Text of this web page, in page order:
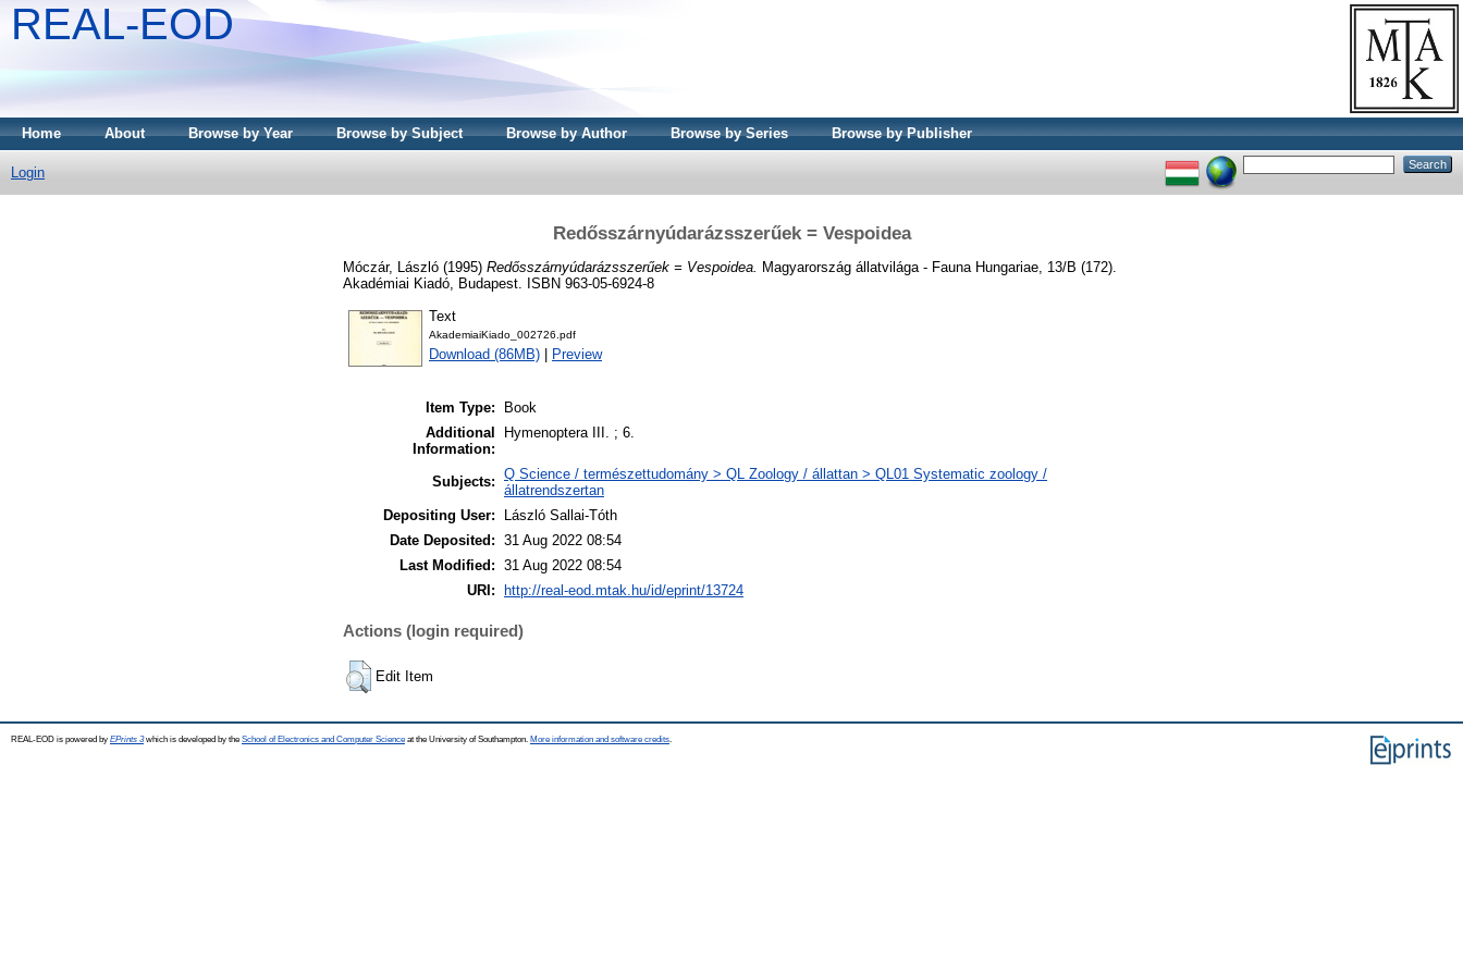
REAL-EOD
Home About Browse by Year Browse by Subject Browse by Author Browse by Series Browse by Publisher
Login
Redősszárnyúdarázsszerűek = Vespoidea
Móczár, László (1995) Redősszárnyúdarázsszerűek = Vespoidea. Magyarország állatvilága - Fauna Hungariae, 13/B (172).
Akadémiai Kiadó, Budapest. ISBN 963-05-6924-8
Text
AkademiaiKiado_002726.pdf
Download (86MB) Preview
Item Type:
Book
Additional
Information:
Hymenoptera III. ; 6.
Subjects: Q Science / természettudomány > QL Zoology / állattan > QL01 Systematic zoology /
állatrendszertan
Depositing User:
László Sallai-Tóth
Date Deposited: 31 Aug 2022 08:54
Last Modified: 31 Aug 2022 08:54
URI:
http://real-eod.mtak.hu/id/eprint/13724
Actions (login required)
Edit Item
REAL-EOD is powered by EPrints 3which is developed by the School of Electronics and Computer Science at the University of Southampton. More information and software credits